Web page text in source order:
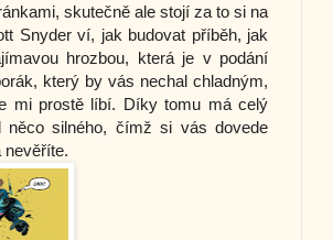
skutečně ale stojí za to si na
Snyder ví, jak budovat příběh, jak
hrozbou, která je v podání
který by vás nechal chladným,
mi prostě líbí. Díky tomu má celý
něco silného, čímž si vás dovede
nevěříte.